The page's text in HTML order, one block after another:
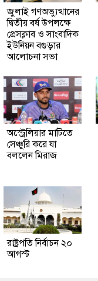
জুলাই গণঅভ্যুত্থানের
দ্বিতীয় বর্ষ উপলক্ষে
প্রেসক্লাব ও সাংবাদিক
ইউনিয়ন বগুড়ার
আলোচনা সভা
অস্ট্রেলিয়ার মাটিতে
সেঞ্চুরি করে যা
বললেন মিরাজ
রাষ্ট্রপতি নির্বাচন ২০
আগস্ট